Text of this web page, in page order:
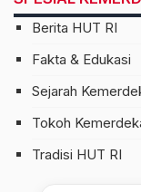
Berita HUT RI
Fakta & Edukasi
Sejarah
Tokoh
Tradisi HUT RI